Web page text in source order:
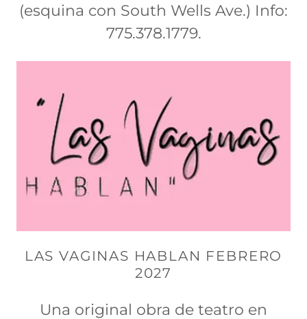
(esquina con South Wells Ave.) Info:
775.378.1779.
LAS VAGINAS HABLAN FEBRERO
2027
Una original obra de teatro en